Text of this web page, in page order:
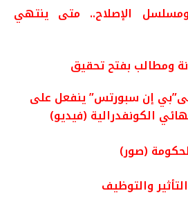
ومسلسل الإصلاح.. متى ينتهي
ومطالب بفتح تحقيق
إن سبورتس” ينفعل على
الكونفدرالية (فيديو)
(صور)
والتوظيف